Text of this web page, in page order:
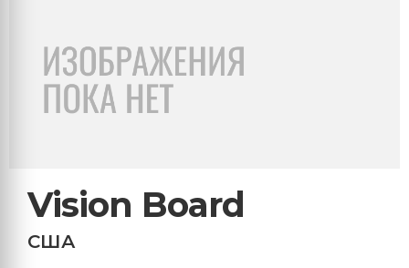
Vision Board
США